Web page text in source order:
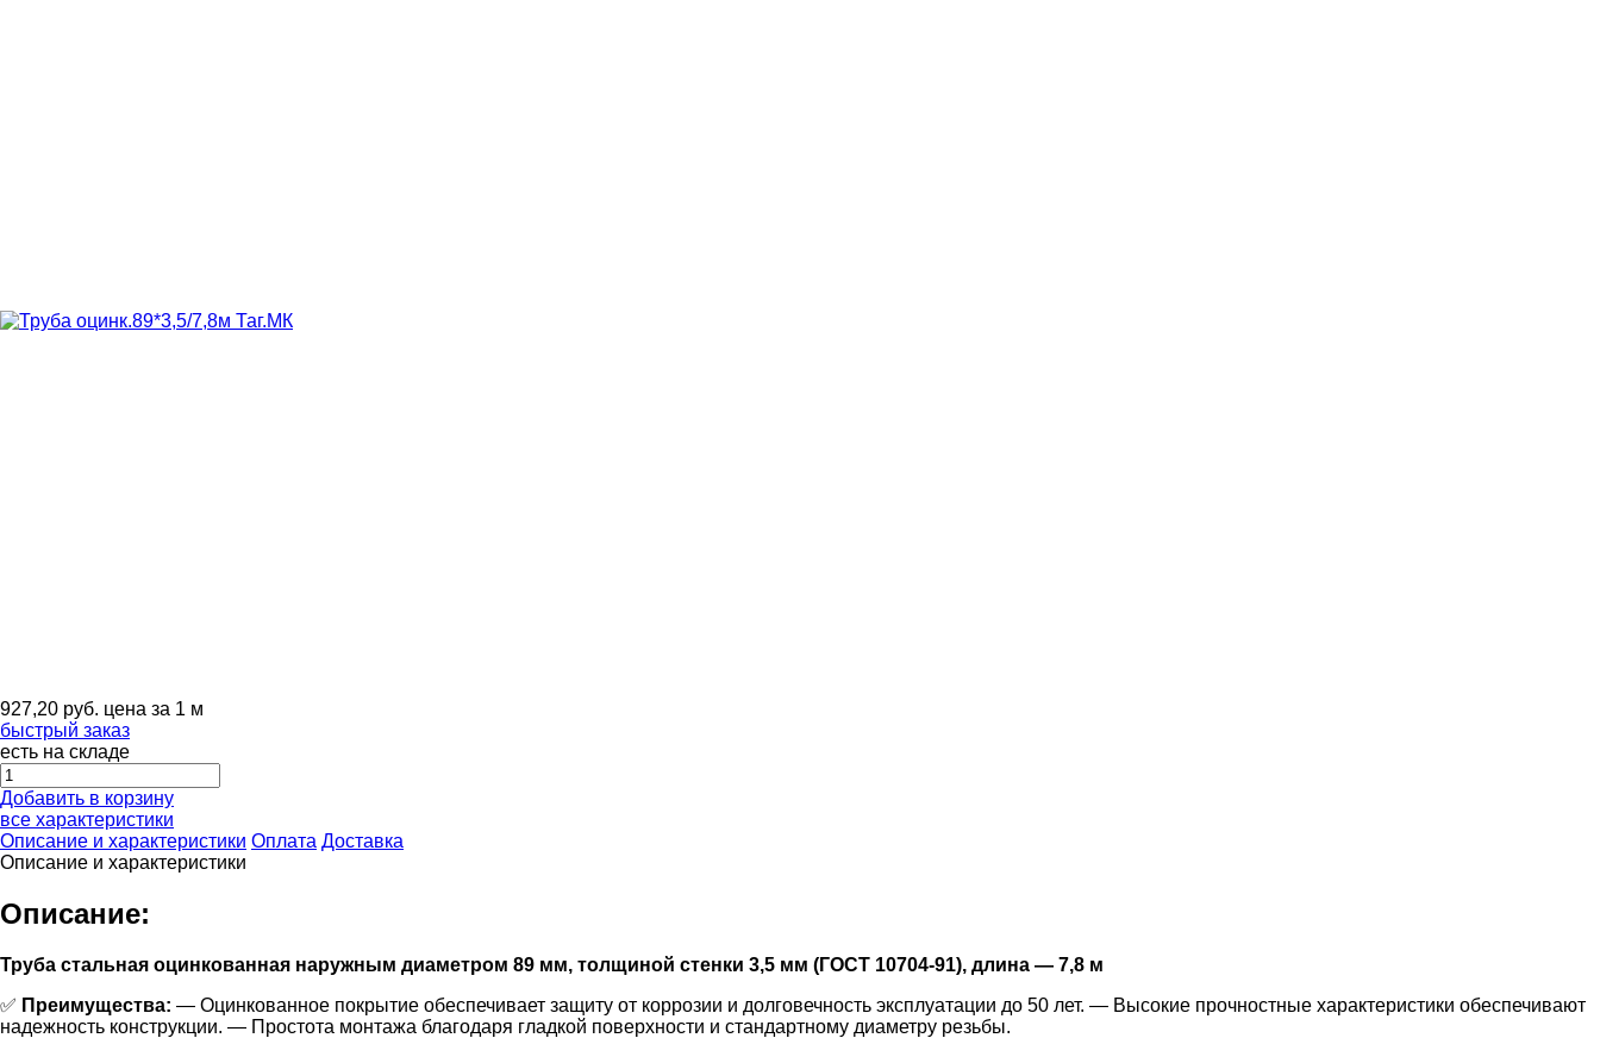
927,20 руб. цена за 1 м
быстрый заказ
есть на складе
Добавить в корзину
все характеристики
Описание и характеристики Оплата Доставка
Описание и характеристики
Описание:
Труба стальная оцинкованная наружным диаметром 89 мм, толщиной стенки 3,5 мм (ГОСТ 10704-91), длина — 7,8 м
✅ Преимущества: — Оцинкованное покрытие обеспечивает защиту от коррозии и долговечность эксплуатации до 50 лет. — Высокие прочностные характеристики обеспечивают
надежность конструкции. — Простота монтажа благодаря гладкой поверхности и стандартному диаметру резьбы.